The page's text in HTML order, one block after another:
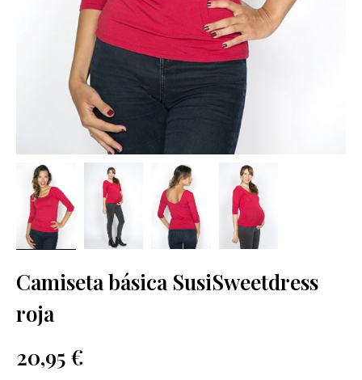
Camiseta básica SusiSweetdress
roja
20,95 €